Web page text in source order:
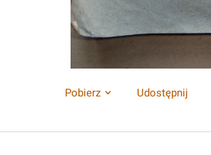
Pobierz Udostępnij